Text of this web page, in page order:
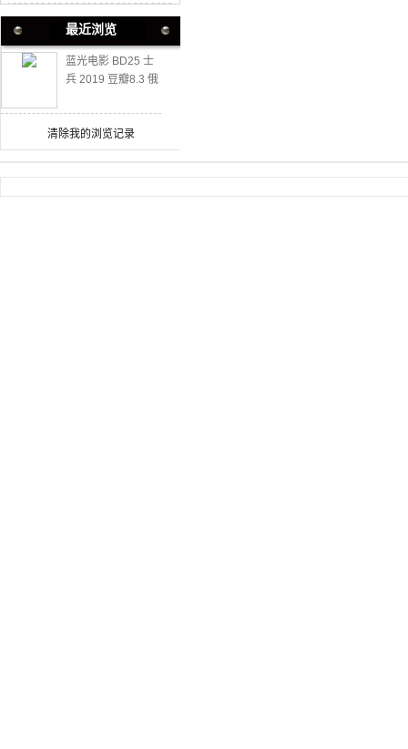
最近浏览
蓝光电影 BD25 士
兵 2019 豆瓣8.3 俄
争大片
清除我的浏览记录